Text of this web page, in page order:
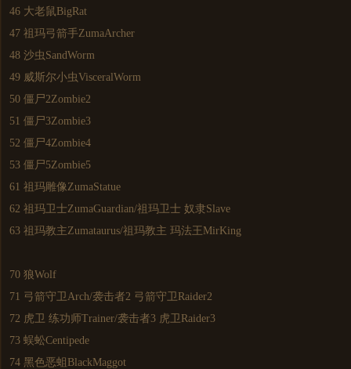
46 大老鼠BigRat
47 祖玛弓箭手ZumaArcher
48 沙虫SandWorm
49 威斯尔小虫VisceralWorm
50 僵尸2Zombie2
51 僵尸3Zombie3
52 僵尸4Zombie4
53 僵尸5Zombie5
61 祖玛雕像ZumaStatue
62 祖玛卫士ZumaGuardian/祖玛卫士 奴隶Slave
63 祖玛教主Zumataurus/祖玛教主 玛法王MirKing
70 狼Wolf
71 弓箭守卫Arch/袭击者2 弓箭守卫Raider2
72 虎卫 练功师Trainer/袭击者3 虎卫Raider3
73 蜈蚣Centipede
74 黑色恶蛆BlackMaggot